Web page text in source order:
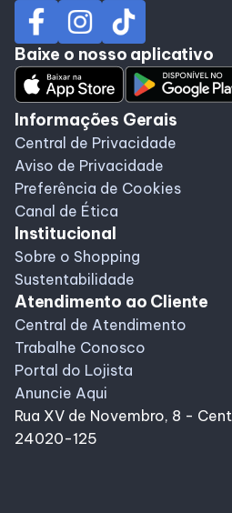
Programa de Benefícios
Baixe o nosso aplicativo
Informações Gerais
Central de Privacidade
Aviso de Privacidade
Preferência de Cookies
Canal de Ética
Institucional
Sobre o Shopping
Sustentabilidade
Atendimento ao Cliente
Central de Atendimento
Trabalhe Conosco
Portal do Lojista
Anuncie Aqui
Rua XV de Novembro, 8 -
24020-125